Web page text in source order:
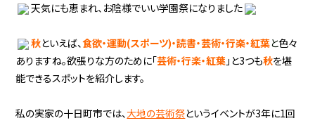
天気にも恵まれ、お陰様でいい学園祭になりました
秋といえば、食欲・運動(スポーツ)・読書・芸術・行楽・紅葉と色々
ありますね。欲張りな方のために「芸術・行楽・紅葉 」と3つも秋を堪
能できるスポットを紹介します。
私の実家の十日町市では、大地の芸術祭というイベントが3年に1回